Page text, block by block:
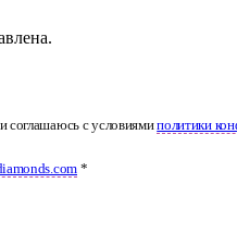
соглашаюсь с условиямиполитики
*